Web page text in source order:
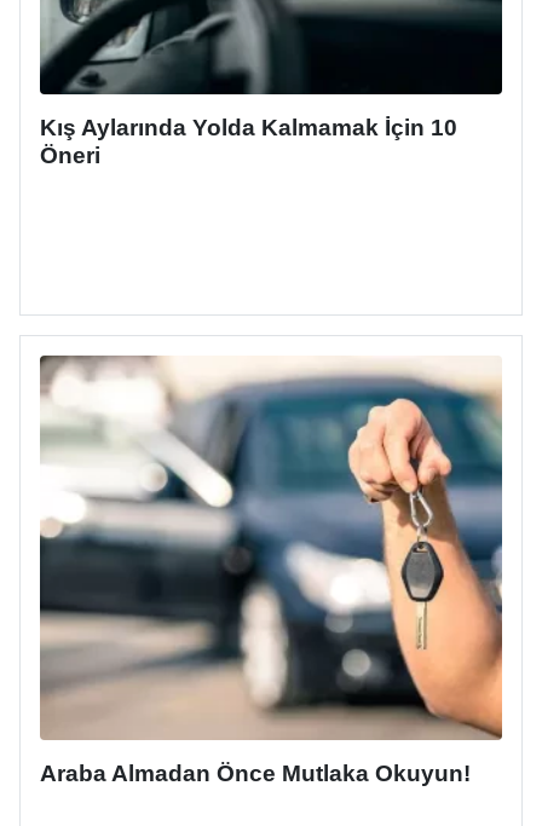
Kış Aylarında Yolda Kalmamak İçin 10
Öneri
Araba Almadan Önce Mutlaka Okuyun!